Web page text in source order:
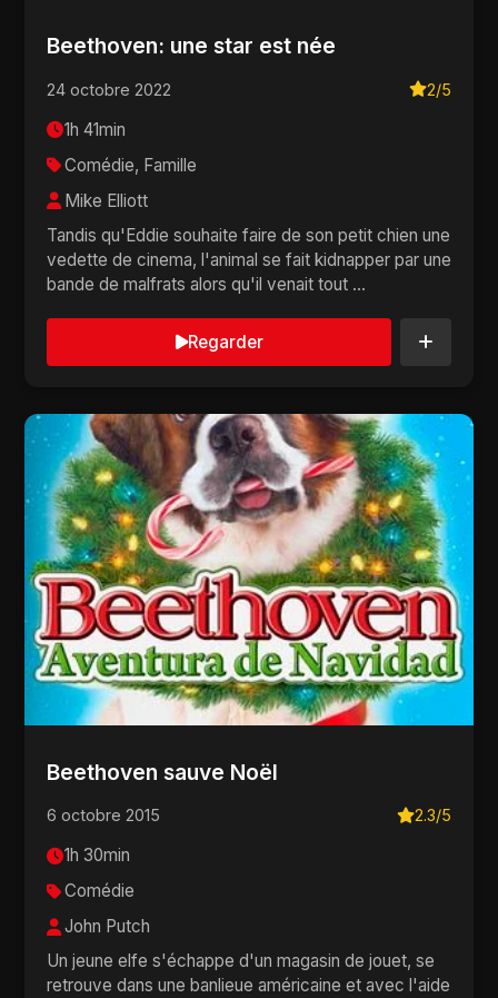
Beethoven: une star est née
24 octobre 2022 2/5
1h 41min
Comédie, Famille
Mike Elliott
Tandis qu'Eddie souhaite faire de son petit chien une
vedette de cinema, l'animal se fait kidnapper par une
bande de malfrats alors qu'il venait tout ...
Regarder
Beethoven sauve Noël
6 octobre 2015 2.3/5
1h 30min
Comédie
John Putch
Un jeune elfe s'échappe d'un magasin de jouet, se
retrouve dans une banlieue américaine et avec l'aide